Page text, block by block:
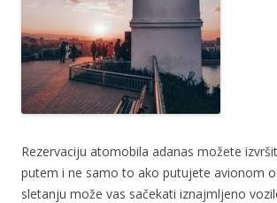
Rezervaciju atomobila adanas možete
putem i ne samo to ako putujete avionom
sletanju može vas sačekati iznajmljeno